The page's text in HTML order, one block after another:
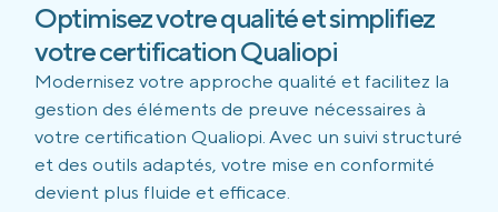
Optimisez votre qualité et simplifiez
votre certification Qualiopi
Modernisez votre approche qualité et facilitez la
gestion des éléments de preuve nécessaires à
votre certification Qualiopi. Avec un suivi structuré
et des outils adaptés, votre mise en conformité
devient plus fluide et efficace.